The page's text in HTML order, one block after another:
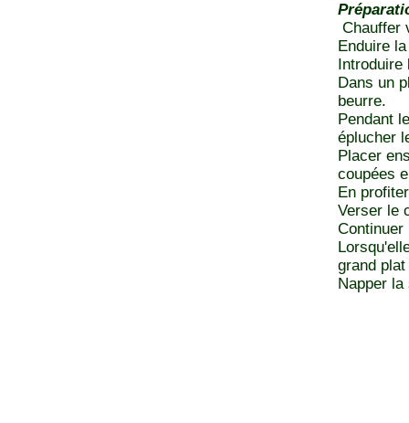
Chauffer
Enduire
Introduire
Dans un
beurre.
Pendant
éplucher
Placer
coupées
En
Verser le
Continuer
grand
Napper